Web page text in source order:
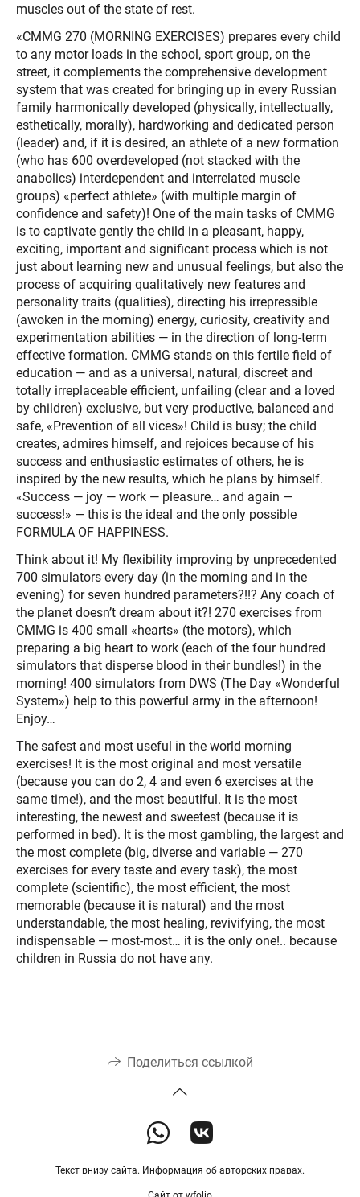
muscles out of the state of rest.
«CMMG 270 (MORNING EXERCISES) prepares every child
to any motor loads in the school, sport group, on the
street, it complements the comprehensive development
system that was created for bringing up in every Russian
family harmonically developed (physically, intellectually,
esthetically, morally), hardworking and dedicated person
(leader) and, if it is desired, an athlete of a new formation
(who has 600 overdeveloped (not stacked with the
anabolics) interdependent and interrelated muscle
groups) «perfect athlete» (with multiple margin of
confidence and safety)! One of the main tasks of CMMG
is to captivate gently the child in a pleasant, happy,
exciting, important and significant process which is not
just about learning new and unusual feelings, but also the
process of acquiring qualitatively new features and
personality traits (qualities), directing his irrepressible
(awoken in the morning) energy, curiosity, creativity and
experimentation abilities — in the direction of long-term
effective formation. CMMG stands on this fertile field of
education — and as a universal, natural, discreet and
totally irreplaceable efficient, unfailing (clear and a loved
by children) exclusive, but very productive, balanced and
safe, «Prevention of all vices»! Child is busy; the child
creates, admires himself, and rejoices because of his
success and enthusiastic estimates of others, he is
inspired by the new results, which he plans by himself.
«Success — joy — work — pleasure… and again —
success!» — this is the ideal and the only possible
FORMULA OF HAPPINESS.
Think about it! My flexibility improving by unprecedented
700 simulators every day (in the morning and in the
evening) for seven hundred parameters?!!? Any coach of
the planet doesn’t dream about it?! 270 exercises from
CMMG is 400 small «hearts» (the motors), which
preparing a big heart to work (each of the four hundred
simulators that disperse blood in their bundles!) in the
morning! 400 simulators from DWS (The Day «Wonderful
System») help to this powerful army in the afternoon!
Enjoy…
The safest and most useful in the world morning
exercises! It is the most original and most versatile
(because you can do 2, 4 and even 6 exercises at the
same time!), and the most beautiful. It is the most
interesting, the newest and sweetest (because it is
performed in bed). It is the most gambling, the largest and
the most complete (big, diverse and variable — 270
exercises for every taste and every task), the most
complete (scientific), the most efficient, the most
memorable (because it is natural) and the most
understandable, the most healing, revivifying, the most
indispensable — most-most… it is the only one!.. because
children in Russia do not have any.
Поделиться ссылкой
Текст внизу сайта. Информация об авторских правах.